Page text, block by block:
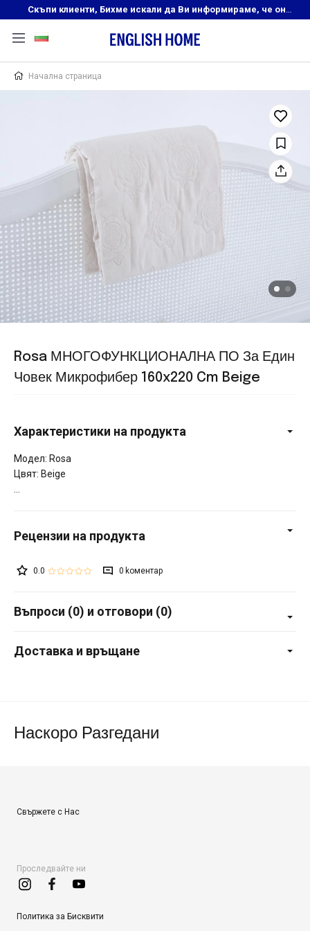
Скъпи клиенти, Бихме искали да Ви информираме, че онлайн магазинът на English Home преустановява своята дейност. Прекрасният ни и усмихнат екип ,Ви очаква в нашите физически магазини, където ще откриете любимите си продукти! Благодарим Ви, че сте част от семейството на Еnglish Home!
Начална страница
Rosa МНОГОФУНКЦИОНАЛНА ПО За Един
Човек Микрофибер 160x220 Cm Beige
Характеристики на продукта
Модел: Rosa
Цвят: Beige
0.0 0
Въпроси (0) и отговори (0)
Доставка и връщане
Наскоро Разгедани
Свържете с Нас
Проследвайте ни
Политика за Бисквити